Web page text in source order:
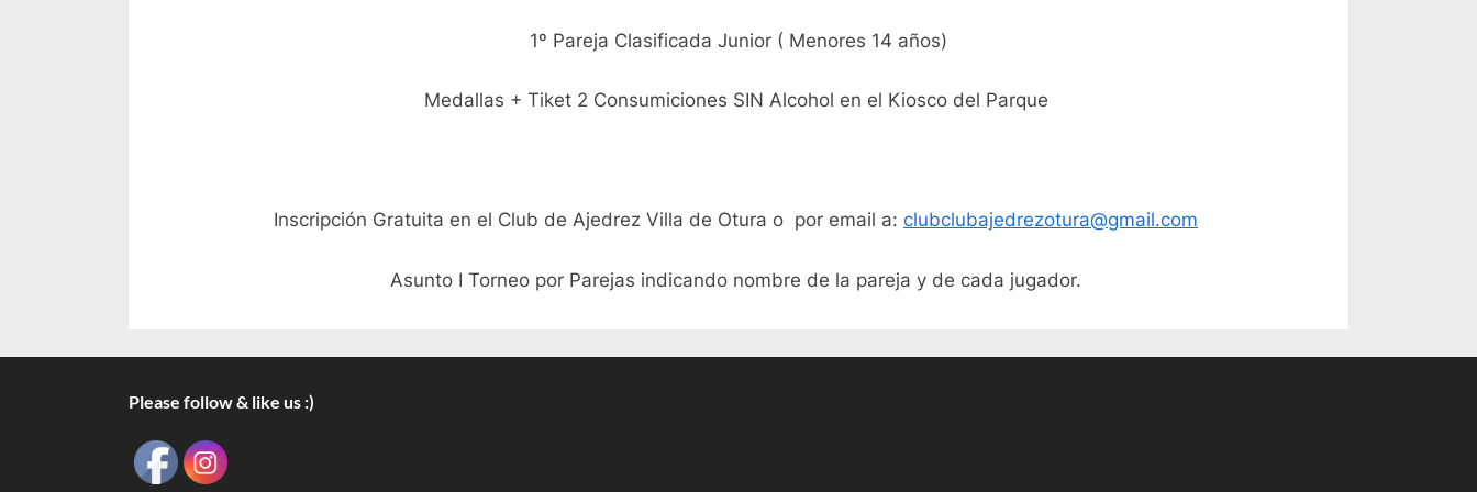
1º Pareja Clasificada Junior ( Menores 14 años)
Medallas + Tiket 2 Consumiciones SIN Alcohol en el Kiosco del Parque
Inscripción Gratuita en el Club de Ajedrez Villa de Otura o por email a: clubclubajedrezotura@gmail.com
Asunto I Torneo por Parejas indicando nombre de la pareja y de cada jugador.
Please follow & like us :)